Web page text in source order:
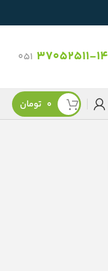
37052511-14
051
0 تومان